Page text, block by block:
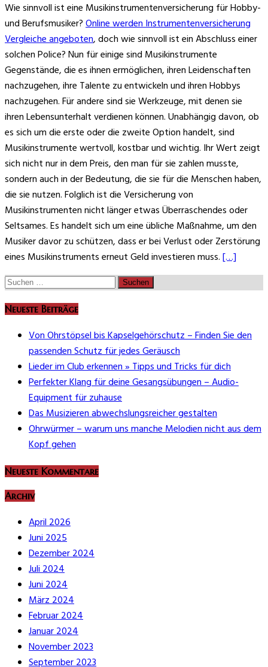
Wie sinnvoll ist eine Musikinstrumentenversicherung für Hobby-
und Berufsmusiker?Online werden Instrumentenversicherung
Vergleiche angeboten, doch wie sinnvoll ist ein Abschluss einer
solchen Police? Nun für einige sind Musikinstrumente
Gegenstände, die es ihnen ermöglichen, ihren Leidenschaften
nachzugehen, ihre Talente zu entwickeln und ihren Hobbys
nachzugehen. Für andere sind sie Werkzeuge, mit denen sie
ihren Lebensunterhalt verdienen können. Unabhängig davon, ob
es sich um die erste oder die zweite Option handelt, sind
Musikinstrumente wertvoll, kostbar und wichtig. Ihr Wert zeigt
sich nicht nur in dem Preis, den man für sie zahlen musste,
sondern auch in der Bedeutung, die sie für die Menschen haben,
die sie nutzen. Folglich ist die Versicherung von
Musikinstrumenten nicht länger etwas Überraschendes oder
Seltsames. Es handelt sich um eine übliche Maßnahme, um den
Musiker davor zu schützen, dass er bei Verlust oder Zerstörung
eines Musikinstruments erneut Geld investieren muss.[…]
Suchen
Neueste Beiträge
Von Ohrstöpsel bis Kapselgehörschutz – Finden Sie den
passenden Schutz für jedes Geräusch
Lieder im Club erkennen » Tipps und Tricks für dich
Perfekter Klang für deine Gesangsübungen – Audio-
Equipment für zuhause
Das Musizieren abwechslungsreicher gestalten
Ohrwürmer – warum uns manche Melodien nicht aus dem
Kopf gehen
Neueste Kommentare
Archiv
April 2026
Juni 2025
Dezember 2024
Juli 2024
Juni 2024
März 2024
Februar 2024
Januar 2024
November 2023
September 2023